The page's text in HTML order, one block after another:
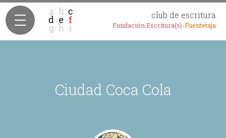
club de escritura
Fundación Escritura(s)-Fuentetaja
Ciudad Coca Cola